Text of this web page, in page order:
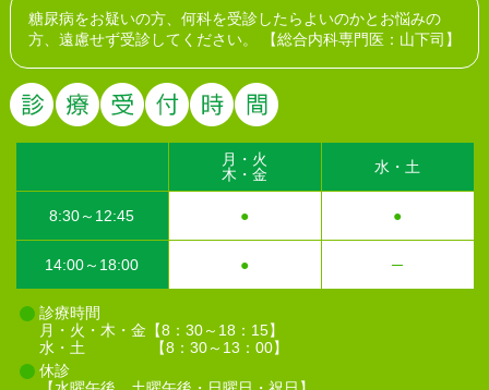
糖尿病をお疑いの方、何科を受診したらよいのかとお悩みの
方、遠慮せず受診してください。
【総合内科専門医：山下司】
月・火
木・金
水・土
8:30～12:45 ● ●
14:00～18:00 ● ─
診療時間
月・火・木・金【8：30～18：15】
水・土 【8：30～13：00】
休診